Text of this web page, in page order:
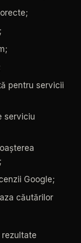
pentru servicii
serviciu
Google;
căutărilor
rezultate